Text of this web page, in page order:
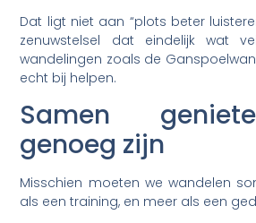
Dat ligt niet aan “plots beter
zenuwstelsel dat eindelijk wat
wandelingen zoals de
echt bij helpen.
Samen
genoeg zijn
Misschien moeten we wandelen
als een training, en meer als een